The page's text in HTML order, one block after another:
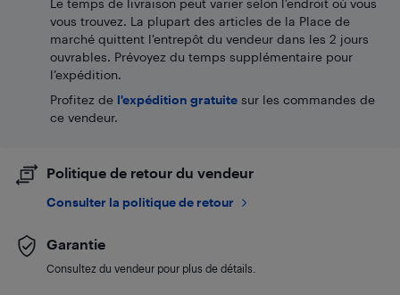
Le temps de livraison peut varier selon l'endroit où vous
vous trouvez. La plupart des articles de la Place de
marché quittent l’entrepôt du vendeur dans les 2 jours
ouvrables. Prévoyez du temps supplémentaire pour
l’expédition.
Profitez de l'expédition gratuite sur les commandes de
ce vendeur.
Politique de retour du vendeur
Consulter la politique de retour
Garantie
Consultez du vendeur pour plus de détails.